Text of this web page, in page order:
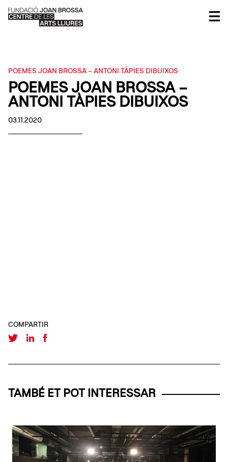
POEMES JOAN BROSSA – ANTONI TÀPIES DIBUIXOS
POEMES JOAN BROSSA –
ANTONI TÀPIES DIBUIXOS
03.11.2020
COMPARTIR
TAMBÉ ET POT INTERESSAR